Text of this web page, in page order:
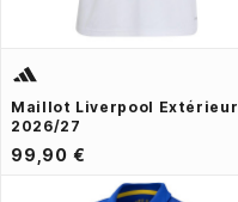
Maillot Liverpool Extérieur
2026/27
99,90 €